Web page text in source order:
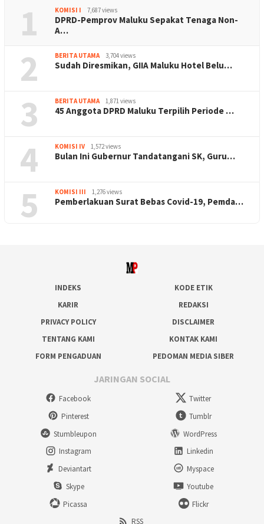
1 KOMISI I 7,687 views
DPRD-Pemprov Maluku Sepakat Tenaga Non-
A…
2 BERITA UTAMA 3,704 views
Sudah Diresmikan, GIIA Maluku Hotel Belu…
3 BERITA UTAMA 1,871 views
45 Anggota DPRD Maluku Terpilih Periode …
4 KOMISI IV 1,572 views
Bulan Ini Gubernur Tandatangani SK, Guru…
5 KOMISI III 1,276 views
Pemberlakuan Surat Bebas Covid-19, Pemda…
INDEKS
KODE ETIK
KARIR
REDAKSI
PRIVACY POLICY
DISCLAIMER
TENTANG KAMI
KONTAK KAMI
FORM PENGADUAN
PEDOMAN MEDIA SIBER
JARINGAN SOCIAL
Facebook
Twitter
Pinterest
Tumblr
Stumbleupon
WordPress
Instagram
Linkedin
Deviantart
Myspace
Skype
Youtube
Picassa
Flickr
RSS